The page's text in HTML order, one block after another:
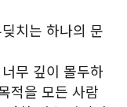
치는 하나의 문
무 깊이 몰두하
적을 모든 사람